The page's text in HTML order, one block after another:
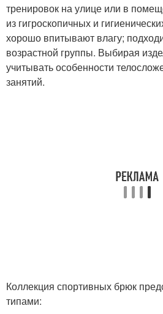
тренировок на улице или в
из гигроскопичных и
хорошо впитывают влагу;
возрастной группы. Выбирая
учитывать особенности
занятий.
Коллекция спортивных брюк
типами: